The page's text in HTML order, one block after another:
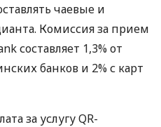
чаевые и
Комиссия за прием
составляет 1,3% от
банков и 2% с карт
за услугу QR-